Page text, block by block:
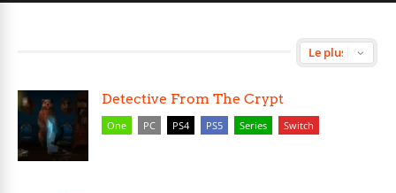
Detective From The Crypt
One PC PS4 PS5 Series Switch